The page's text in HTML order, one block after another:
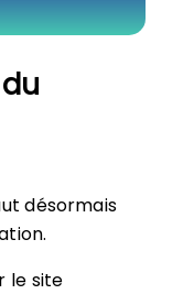
désormais
le site